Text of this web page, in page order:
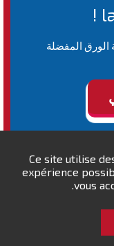
Ce site utilise
expérience
vous
الورق المفضلة